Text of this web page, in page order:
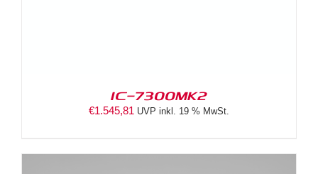
IC-7300MK2
€1.545,81 UVP inkl. 19 % MwSt.